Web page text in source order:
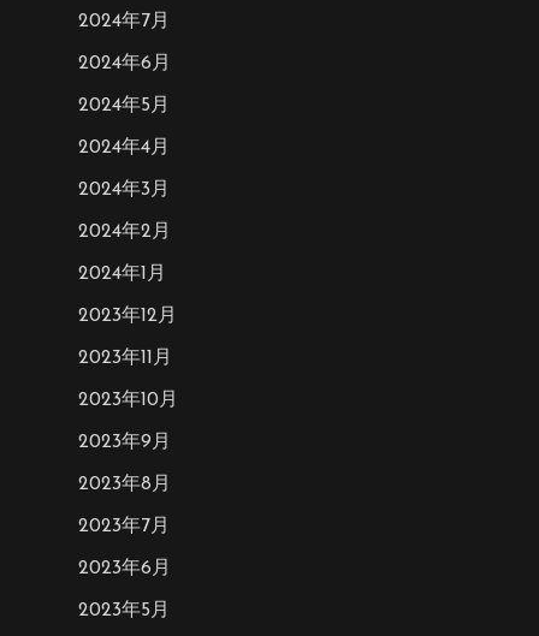
2024年7月
2024年6月
2024年5月
2024年4月
2024年3月
2024年2月
2024年1月
2023年12月
2023年11月
2023年10月
2023年9月
2023年8月
2023年7月
2023年6月
2023年5月